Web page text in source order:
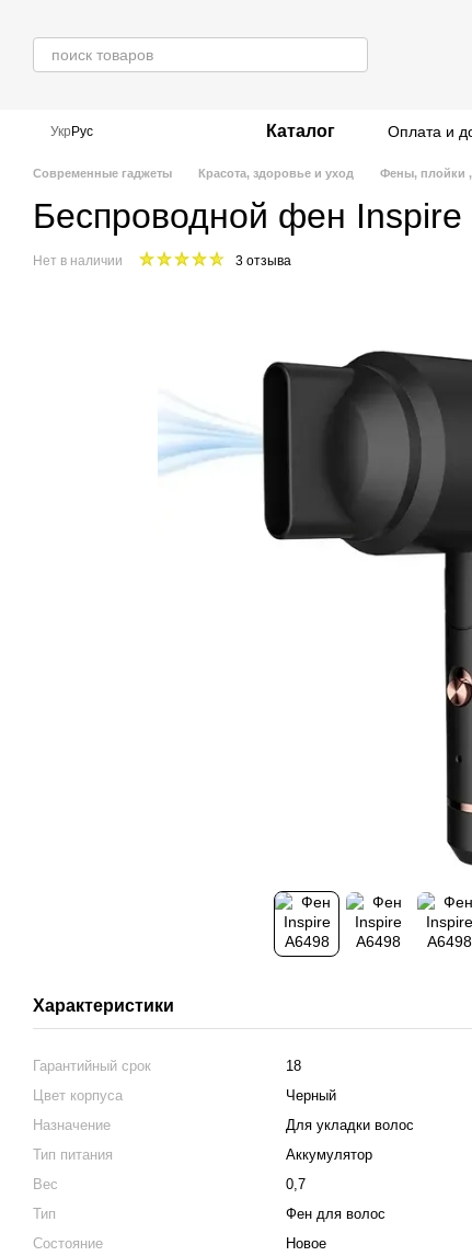
Укр Рус Каталог Оплата и
Современные гаджеты Красота, здоровье и уход Фены, плойки
Беспроводной фен
Нет в наличии 3 отзыва
Характеристики
Гарантийный срок
18
Цвет корпуса
Черный
Назначение
Для укладки волос
Тип питания
Аккумулятор
Вес
0,7
Тип
Фен для волос
Состояние
Новое